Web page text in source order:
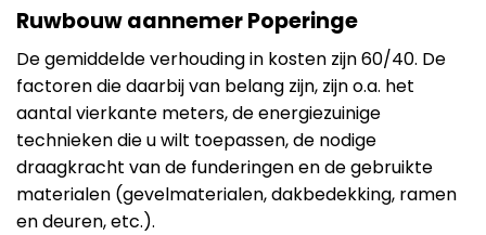
Ruwbouw aannemer Poperinge
De gemiddelde verhouding in kosten zijn 60/40. De
factoren die daarbij van belang zijn, zijn o.a. het
aantal vierkante meters, de energiezuinige
technieken die u wilt toepassen, de nodige
draagkracht van de funderingen en de gebruikte
materialen (gevelmaterialen, dakbedekking, ramen
en deuren, etc.).